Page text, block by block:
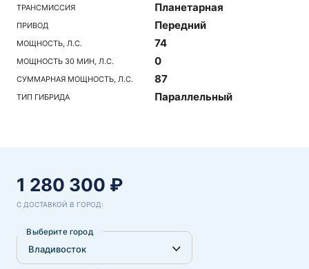
ТРАНСМИССИЯ Планетарная
ПРИВОД Передний
МОЩНОСТЬ, Л.С. 74
МОЩНОСТЬ 30 МИН, Л.С. 0
СУММАРНАЯ МОЩНОСТЬ, Л.С. 87
ТИП ГИБРИДА Параллельный
1 280 300 ₽
С ДОСТАВКОЙ В ГОРОД:
Выберите город